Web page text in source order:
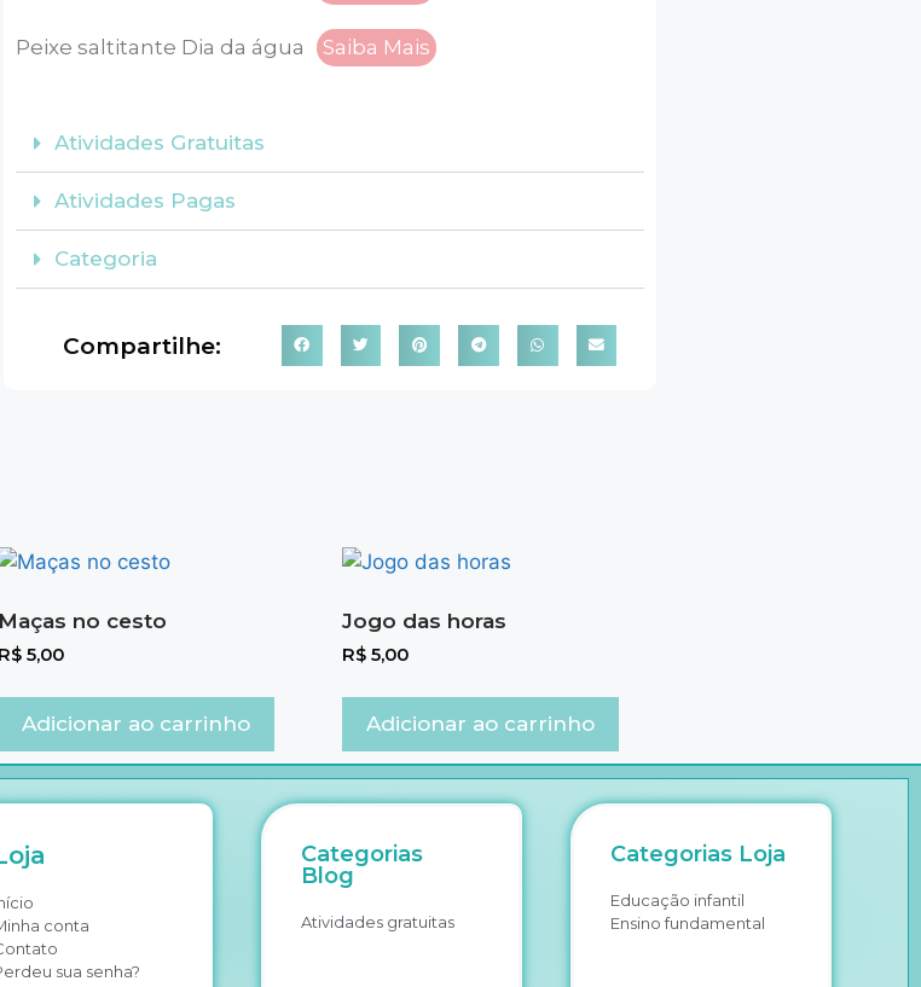
Peixe saltitante Dia da água Saiba Mais
Atividades Gratuitas
Atividades Pagas
Categoria
Compartilhe:
Maças no cesto
R$ 5,00
Adicionar ao carrinho
Jogo das horas
R$ 5,00
Adicionar ao carrinho
conta
sua senha?
Categorias
Blog
Atividades gratuitas
Categorias Loja
Educação infantil
Ensino fundamental